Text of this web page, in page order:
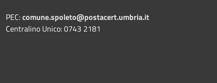
PEC:comune.spoleto@postacert.umbria.it
Centralino Unico: 0743 2181